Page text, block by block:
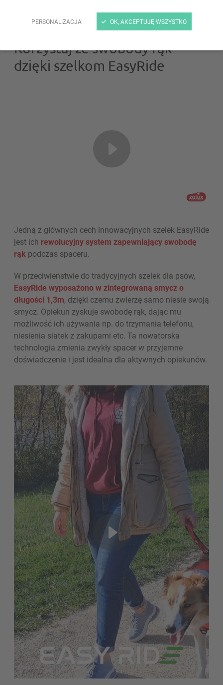
PERSONALIZACJA OK, AKCEPTUJĘ WSZYSTKO
Subskrybuj nasz kanał YouTube
Korzystaj ze swobody rąk
dzięki szelkom EasyRide
Jedną z głównych cech innowacyjnych szelek EasyRide
jest ich rewolucyjny system zapewniający swobodę
rąk podczas spaceru.
W przeciwieństwie do tradycyjnych szelek dla psów,
EasyRide wyposażono w zintegrowaną smycz o
długości 1,3m, dzięki czemu zwierzę samo niesie swoją
smycz. Opiekun zyskuje swobodę rąk, dając mu
możliwość ich używania np. do trzymania telefonu,
niesienia siatek z zakupami etc. Ta nowatorska
technologia zmienia zwykły spacer w przyjemne
doświadczenie i jest idealna dla aktywnych opiekunów.